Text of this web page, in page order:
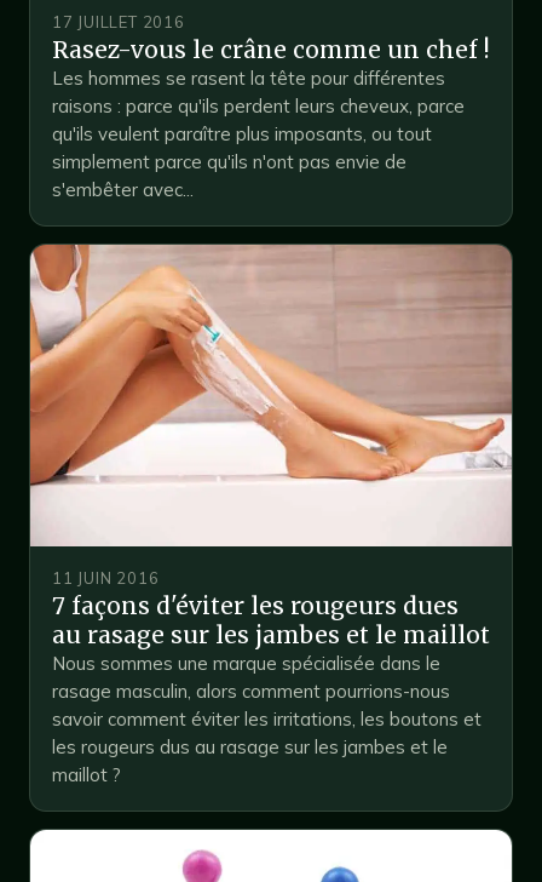
17 JUILLET 2016
Rasez-vous le crâne comme un chef !
Les hommes se rasent la tête pour différentes
raisons : parce qu'ils perdent leurs cheveux, parce
qu'ils veulent paraître plus imposants, ou tout
simplement parce qu'ils n'ont pas envie de
s'embêter avec...
11 JUIN 2016
7 façons d'éviter les rougeurs dues
au rasage sur les jambes et le maillot
Nous sommes une marque spécialisée dans le
rasage masculin, alors comment pourrions-nous
savoir comment éviter les irritations, les boutons et
les rougeurs dus au rasage sur les jambes et le
maillot ?